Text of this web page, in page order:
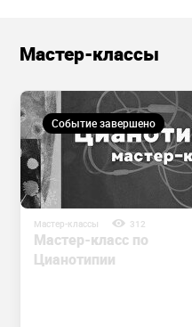
Мастер-классы
Событие завершено
Мастер-классы 312
Мастер-класс по
Цианотипии